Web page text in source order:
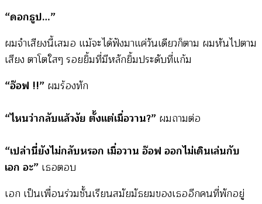
“ดอกธูป…”
ผมจำเสียงนี้เสมอ แม้จะได้ฟังมาแค่วันเดียวก็ตาม ผมหันไปตาม
เสียง ตาโตใสๆ รอยยิ้มที่มีหลักยิ้มประดับที่แก้ม
“อ๊อฟ !!” ผมร้องทัก
“ไหนว่ากลับแล้วงัย ตั้งแต่เมื่อวาน?” ผมถามต่อ
“เปล่านี่ยังไม่กลับหรอก เมื่อวาน อ๊อฟ ออกไม่เดินเล่นกับ
เอก อะ” เธอตอบ
เอก เป็นเพื่อนร่วมชั้นเรียนสมัยมัธยมของเธออีกคนที่พักอยู่